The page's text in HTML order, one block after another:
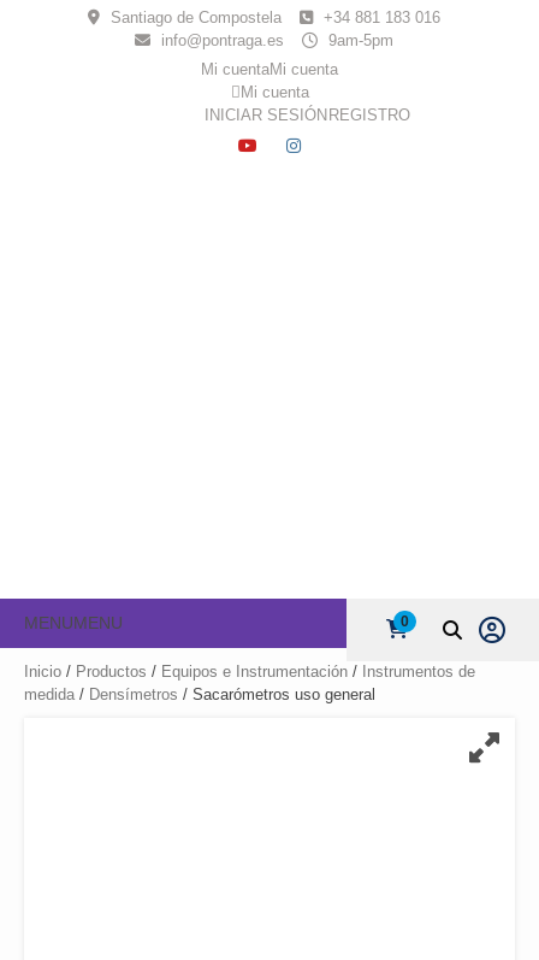
Santiago de Compostela
+34 881 183 016
info@pontraga.es
9am-5pm
Mi cuentaMi cuenta
Mi cuenta
INICIAR SESIÓN REGISTRO
YOUTUBE
INSTAGRAM
MENUMENU 0
Inicio / Productos / Equipos e Instrumentación / Instrumentos de
medida / Densímetros / Sacarómetros uso general